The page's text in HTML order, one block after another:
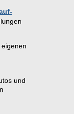
eigenen
und